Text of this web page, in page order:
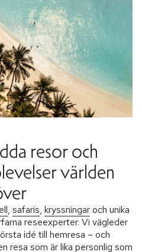
resor och
världen
, safaris, kryssningaroch unika
reseexperter. Vi vägleder
idé till hemresa – och
resa som är lika personlig som